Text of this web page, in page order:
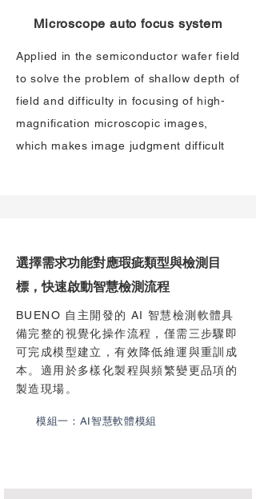
Microscope auto focus system
Applied in the semiconductor wafer field
to solve the problem of shallow depth of
field and difficulty in focusing of high-
magnification microscopic images,
which makes image judgment difficult
選擇需求功能對應瑕疵類型與檢測目
標，快速啟動智慧檢測流程
BUENO 自主開發的 AI 智慧檢測軟體具
備完整的視覺化操作流程，僅需三步驟即
可完成模型建立，有效降低維運與重訓成
本。適用於多樣化製程與頻繁變更品項的
製造現場。
​模組一：AI智慧軟體模組